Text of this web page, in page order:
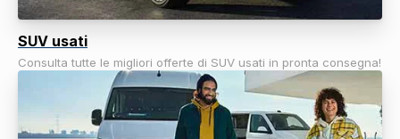
SUV usati
Consulta tutte le migliori offerte di SUV usati in pronta consegna!